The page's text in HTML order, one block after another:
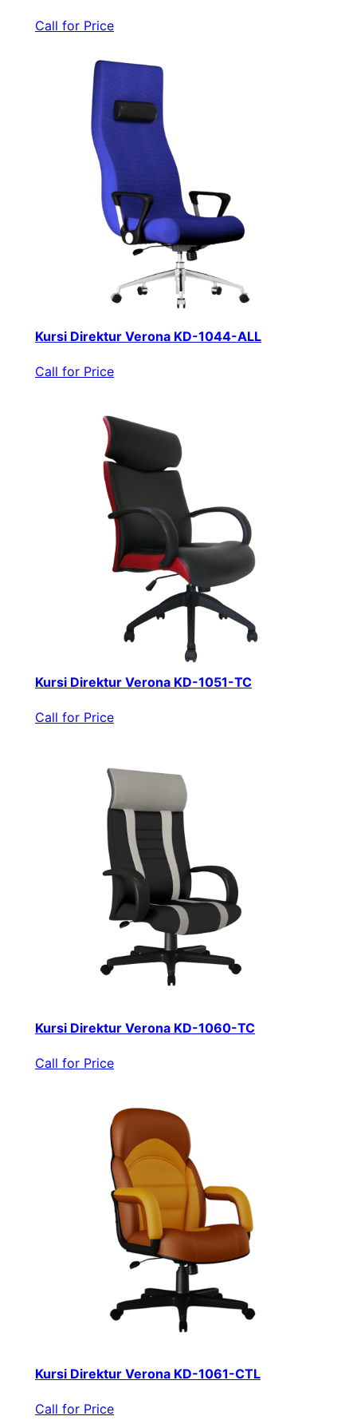
Call for Price
Kursi Direktur Verona KD-1044-ALL
Call for Price
Kursi Direktur Verona KD-1051-TC
Call for Price
Kursi Direktur Verona KD-1060-TC
Call for Price
Kursi Direktur Verona KD-1061-CTL
Call for Price